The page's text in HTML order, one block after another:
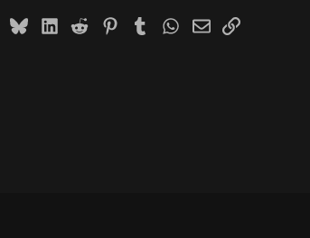
BlueskyLinkedIn
Reddit PinterestTumblrWhatsApp
EmailLink